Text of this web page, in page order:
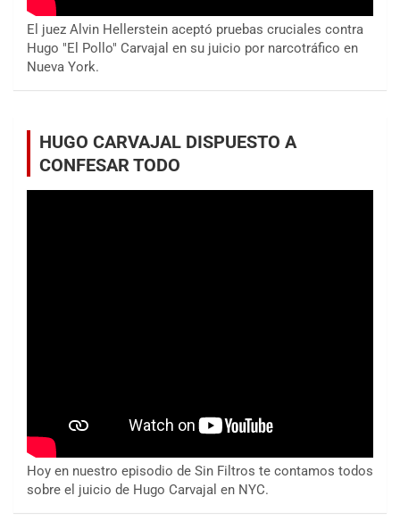
El juez Alvin Hellerstein aceptó pruebas cruciales contra
Hugo "El Pollo" Carvajal en su juicio por narcotráfico en
Nueva York.
HUGO CARVAJAL DISPUESTO A
CONFESAR TODO
Hoy en nuestro episodio de Sin Filtros te contamos todos
sobre el juicio de Hugo Carvajal en NYC.